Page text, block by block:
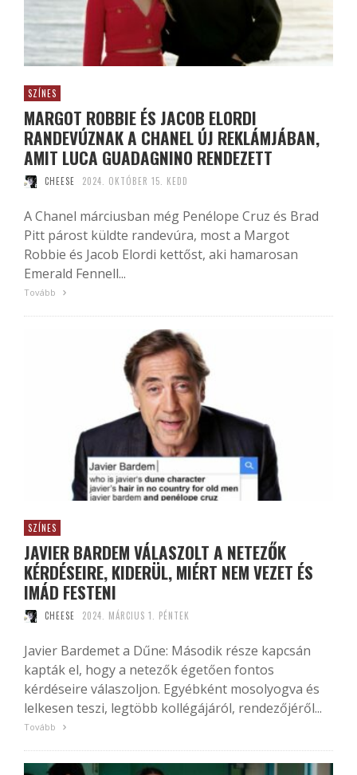
SZÍNES
MARGOT ROBBIE ÉS JACOB ELORDI
RANDEVÚZNAK A CHANEL ÚJ REKLÁMJÁBAN,
AMIT LUCA GUADAGNINO RENDEZETT
CHEESE 2024. OKTÓBER 15. KEDD
A Chanel márciusban még Penélope Cruz és Brad
Pitt párost küldte randevúra, most a Margot
Robbie és Jacob Elordi kettőst, aki hamarosan
Emerald Fennell...
Tovább
SZÍNES
JAVIER BARDEM VÁLASZOLT A NETEZŐK
KÉRDÉSEIRE, KIDERÜL, MIÉRT NEM VEZET ÉS
IMÁD FESTENI
CHEESE 2024. MÁRCIUS 1. PÉNTEK
Javier Bardemet a Dűne: Második része kapcsán
kapták el, hogy a netezők égetően fontos
kérdéseire válaszoljon. Egyébként mosolyogva és
lelkesen teszi, legtöbb kollégájáról, rendezőjéről...
Tovább